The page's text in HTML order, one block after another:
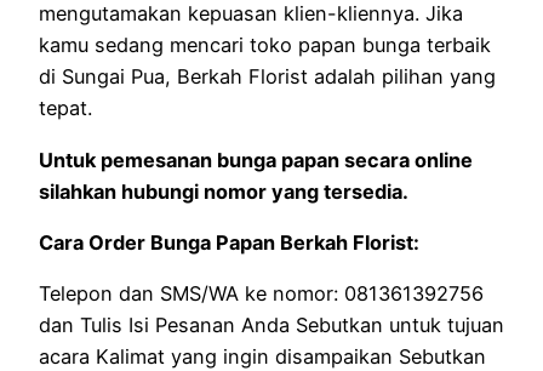
mengutamakan kepuasan klien-kliennya. Jika
kamu sedang mencari toko papan bunga terbaik
di Sungai Pua, Berkah Florist adalah pilihan yang
tepat.
Untuk pemesanan bunga papan secara online
silahkan hubungi nomor yang tersedia.
Cara Order Bunga Papan Berkah Florist:
Telepon dan SMS/WA ke nomor: 081361392756
dan Tulis Isi Pesanan Anda Sebutkan untuk tujuan
acara Kalimat yang ingin disampaikan Sebutkan